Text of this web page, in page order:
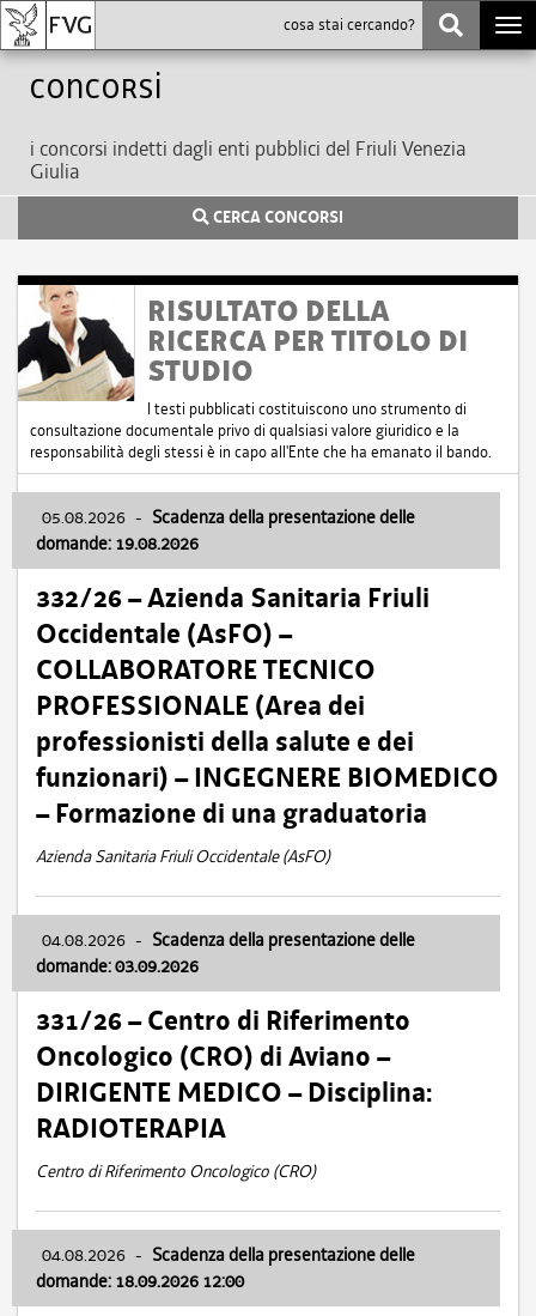
Concorsi
i concorsi indetti dagli enti pubblici del Friuli Venezia
Giulia
CERCA CONCORSI
RISULTATO DELLA
RICERCA PER TITOLO DI
STUDIO
I testi pubblicati costituiscono uno strumento di
consultazione documentale privo di qualsiasi valore giuridico e la
responsabilità degli stessi è in capo all'Ente che ha emanato il bando.
05.08.2026 - Scadenza della presentazione delle
domande: 19.08.2026
332/26 – Azienda Sanitaria Friuli
Occidentale (AsFO) –
COLLABORATORE TECNICO
PROFESSIONALE (Area dei
professionisti della salute e dei
funzionari) – INGEGNERE BIOMEDICO
– Formazione di una graduatoria
Azienda Sanitaria Friuli Occidentale (AsFO)
04.08.2026 - Scadenza della presentazione delle
domande: 03.09.2026
331/26 – Centro di Riferimento
Oncologico (CRO) di Aviano –
DIRIGENTE MEDICO – Disciplina:
RADIOTERAPIA
Centro di Riferimento Oncologico (CRO)
04.08.2026 - Scadenza della presentazione delle
domande: 18.09.2026 12:00